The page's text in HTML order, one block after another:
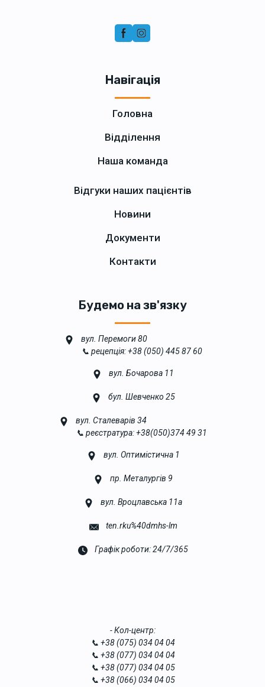
Навігація
Головна
Відділення
Наша команда
Відгуки наших пацієнтів
Новини
Документи
Контакти
Будемо на зв'язку
вул. Перемоги 80
📞 рецепція: +38 (050) 445 87 60
вул. Бочарова 11
бул. Шевченко 25
вул. Сталеварів 34
📞 реєстратура: +38(050)374 49 31
вул. Оптимістична 1
пр. Металургів 9
вул. Вроцлавська 11а
ten.rku%40dmhs-lm
Графік роботи: 24/7/365
- Кол-центр:
📞 +38 (075) 034 04 04
📞 +38 (077) 034 04 04
📞 +38 (077) 034 04 05
📞 +38 (066) 034 04 05